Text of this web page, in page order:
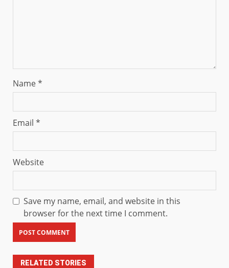
Name*
Email *
Website
Save my name, email, and website in this
browser for the next time I comment.
RELATED STORIES